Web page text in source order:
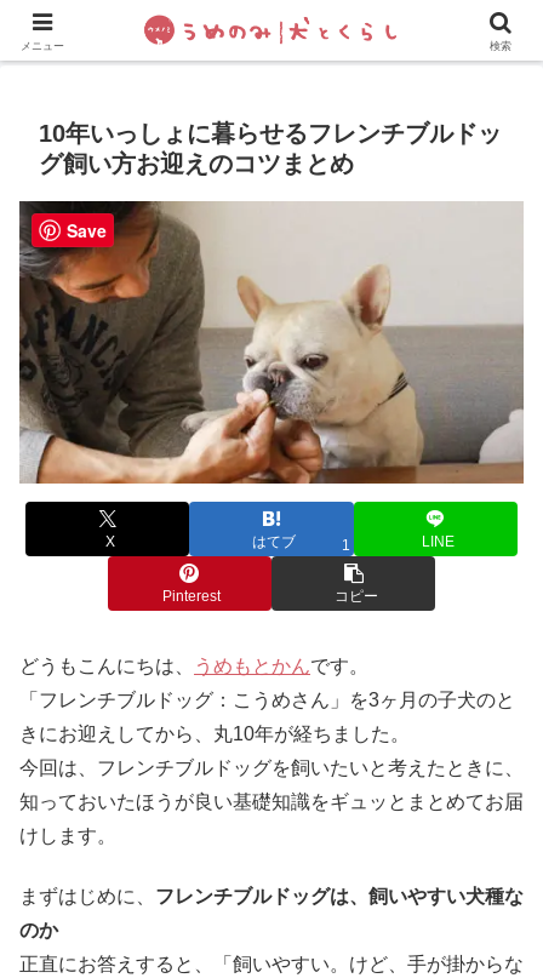
犬の手作りご飯 フレブル飼い方・しつけ ペットグッズ&
10年いっしょに暮らせるフレンチブルドッ
グ飼い方お迎えのコツまとめ
X はてブ 1 LINE
Pinterest コピー
どうもこんにちは、 うめもとかんです。
「フレンチブルドッグ：こうめさん」を3ヶ月の子犬のと
きにお迎えしてから、丸10年が経ちました。
今回は、フレンチブルドッグを飼いたいと考えたときに、
知っておいたほうが良い基礎知識をギュッとまとめてお届
けします。
まずはじめに、 フレンチブルドッグは、飼いやすい犬種な
のか
正直にお答えすると、「飼いやすい。けど、手が掛からな
メニュー 検索
Save